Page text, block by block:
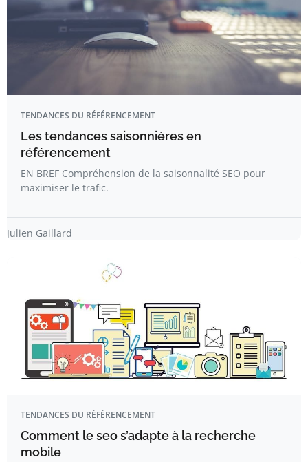
TENDANCES DU RÉFÉRENCEMENT
Les tendances saisonnières en
référencement
EN BREF Compréhension de la saisonnalité SEO pour
maximiser le trafic.
Julien Gaillard
TENDANCES DU RÉFÉRENCEMENT
Comment le seo s’adapte à la recherche
mobile